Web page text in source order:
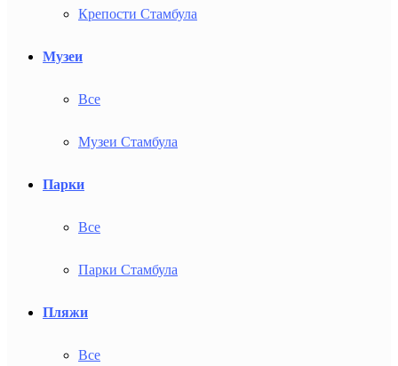
Крепости Стамбула
Музеи
Все
Музеи Стамбула
Парки
Все
Парки Стамбула
Пляжи
Все